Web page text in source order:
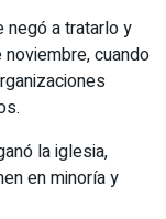
negó a tratarlo y
cuando
la iglesia,
en minoría y